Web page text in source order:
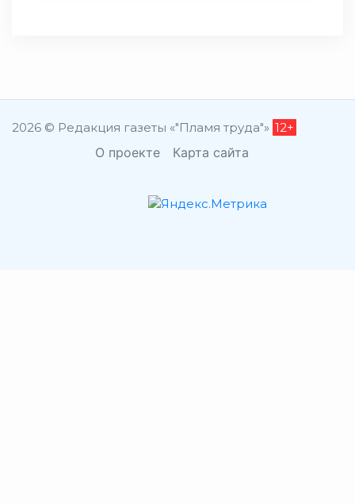
2026 © Редакция газеты «"Пламя труда"» 12+
О проекте Карта сайта